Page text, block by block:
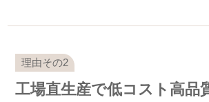
工場直生産で低コスト高品